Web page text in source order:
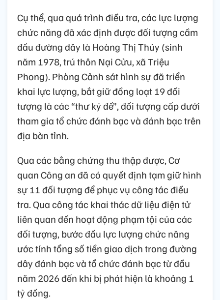
Cụ thể, qua quá trình điều tra, các lực lượng
chức năng đã xác định được đối tượng cầm
đầu đường dây là Hoàng Thị Thủy (sinh
năm 1978, trú thôn Nại Cửu, xã Triệu
Phong). Phòng Cảnh sát hình sự đã triển
khai lực lượng, bắt giữ đồng loạt 19 đối
tượng là các “thư ký đề”, đối tượng cấp dưới
tham gia tổ chức đánh bạc và đánh bạc trên
địa bàn tỉnh.
Qua các bằng chứng thu thập được, Cơ
quan Công an đã có quyết định tạm giữ hình
sự 11 đối tượng để phục vụ công tác điều
tra. Qua công tác khai thác dữ liệu điện tử
liên quan đến hoạt động phạm tội của các
đối tượng, bước đầu lực lượng chức năng
ước tính tổng số tiền giao dịch trong đường
dây đánh bạc và tổ chức đánh bạc từ đầu
năm 2026 đến khi bị phát hiện là khoảng 1
tỷ đồng.